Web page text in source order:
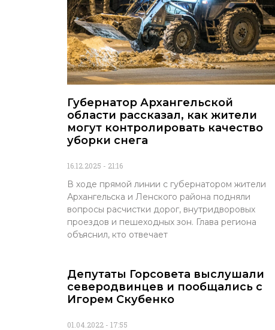
Губернатор Архангельской
области рассказал, как жители
могут контролировать качество
уборки снега
16.12.2025 21:16
В ходе прямой линии с губернатором жители
Архангельска и Ленского района подняли
вопросы расчистки дорог, внутридворовых
проездов и пешеходных зон. Глава региона
объяснил, кто отвечает
Депутаты Горсовета выслушали
северодвинцев и пообщались с
Игорем Скубенко
01.04.2022 17:55